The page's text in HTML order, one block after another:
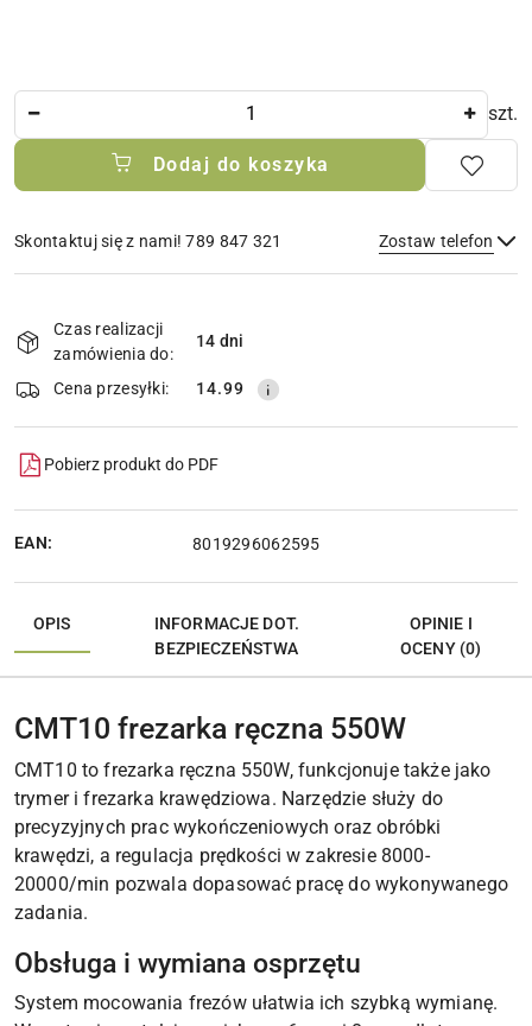
szt.
Dodaj do koszyka
Skontaktuj się z nami! 789 847 321 Zostaw telefon
Wyślij
dostawa
Czas realizacji
zamówienia do:
14 dni
Cena przesyłki: 14.99
Pobierz produkt do PDF
EAN: 8019296062595
OPIS
INFORMACJE DOT.
BEZPIECZEŃSTWA
OPINIE I
OCENY (0)
CMT10 frezarka ręczna 550W
CMT10 to frezarka ręczna 550W, funkcjonuje także jako
trymer i frezarka krawędziowa. Narzędzie służy do
precyzyjnych prac wykończeniowych oraz obróbki
krawędzi, a regulacja prędkości w zakresie 8000-
20000/min pozwala dopasować pracę do wykonywanego
zadania.
Obsługa i wymiana osprzętu
System mocowania frezów ułatwia ich szybką wymianę.